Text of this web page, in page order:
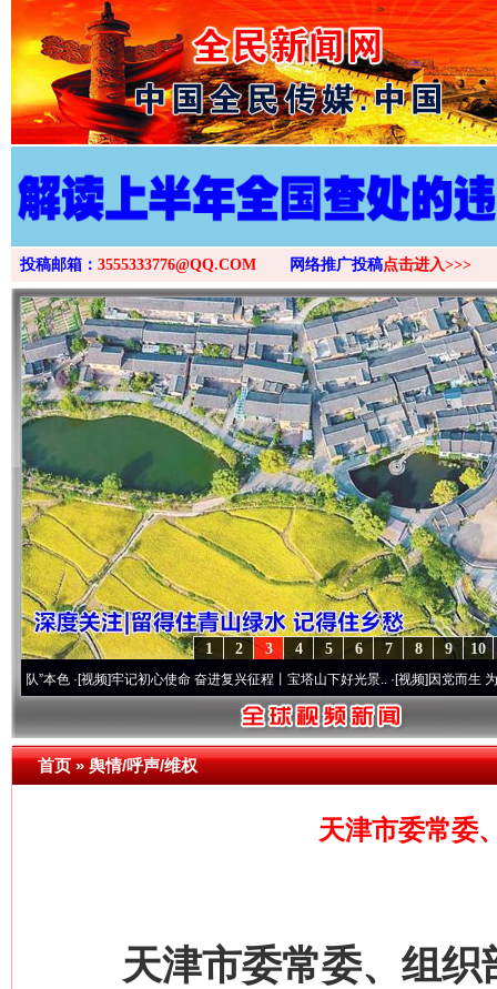
>
投稿邮箱： 3555333776@QQ.COM 网络推广投稿点击进入>>>
10
9
8
7
6
5
4
3
2
1
频]牢记初心使命 奋进复兴征程丨宝塔山下好光景..·[视频]因党而生 为党而战——百
首页»舆情/呼声/维权
天津市委常委
天津市委常委、组织